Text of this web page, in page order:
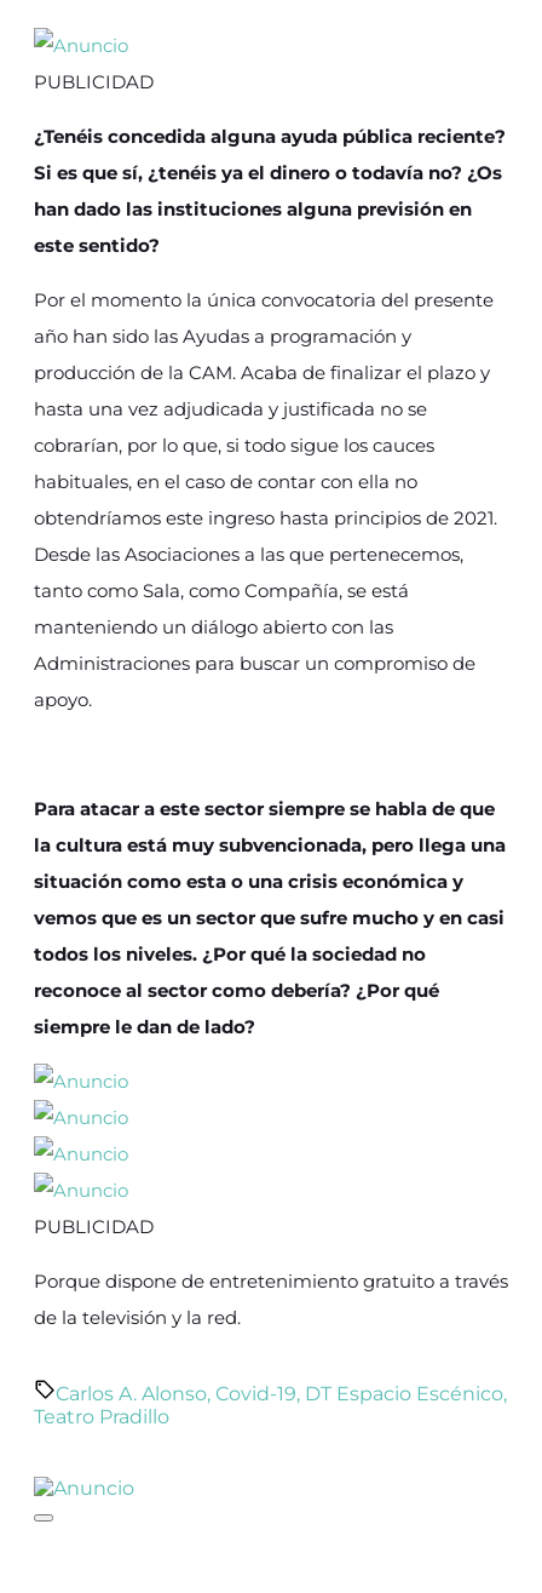
PUBLICIDAD
¿Tenéis concedida alguna ayuda pública reciente?
Si es que sí, ¿tenéis ya el dinero o todavía no? ¿Os
han dado las instituciones alguna previsión en
este sentido?
Por el momento la única convocatoria del presente
año han sido las Ayudas a programación y
producción de la CAM. Acaba de finalizar el plazo y
hasta una vez adjudicada y justificada no se
cobrarían, por lo que, si todo sigue los cauces
habituales, en el caso de contar con ella no
obtendríamos este ingreso hasta principios de 2021.
Desde las Asociaciones a las que pertenecemos,
tanto como Sala, como Compañía, se está
manteniendo un diálogo abierto con las
Administraciones para buscar un compromiso de
apoyo.
Para atacar a este sector siempre se habla de que
la cultura está muy subvencionada, pero llega una
situación como esta o una crisis económica y
vemos que es un sector que sufre mucho y en casi
todos los niveles. ¿Por qué la sociedad no
reconoce al sector como debería? ¿Por qué
siempre le dan de lado?
PUBLICIDAD
Porque dispone de entretenimiento gratuito a través
de la televisión y la red.
Carlos A. Alonso, Covid-19, DT Espacio Escénico,
Teatro Pradillo